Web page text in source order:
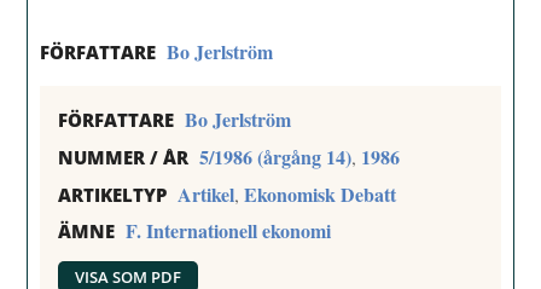
FÖRFATTARE Bo Jerlström
FÖRFATTARE Bo Jerlström
NUMMER / ÅR 5/1986 (årgång 14), 1986
ARTIKELTYP Artikel,Ekonomisk Debatt
ÄMNE F. Internationell ekonomi
VISA SOM PDF